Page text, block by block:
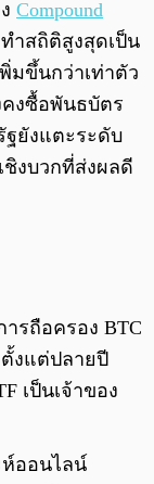
Compound
ทำสถิติสูงสุดเป็น
มขึ้นกว่าเท่าตัว
คงซื้อพันธบัตร
ฐยังแตะระดับ
ชิงบวกที่ส่งผลดี
ารถือครอง BTC
งแต่ปลายปี
เป็นเจ้าของ
ห์ออนไลน์